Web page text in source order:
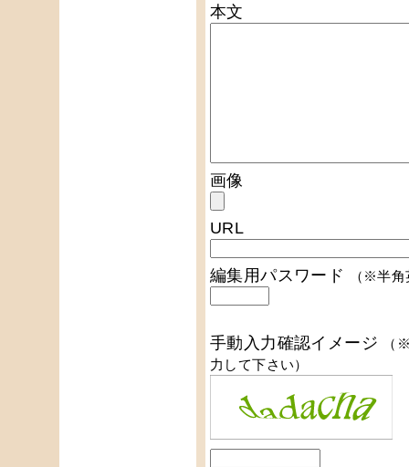
本文
画像
URL
編集用パスワード （※半
手動入力確認イメージ
（
力して下さい）